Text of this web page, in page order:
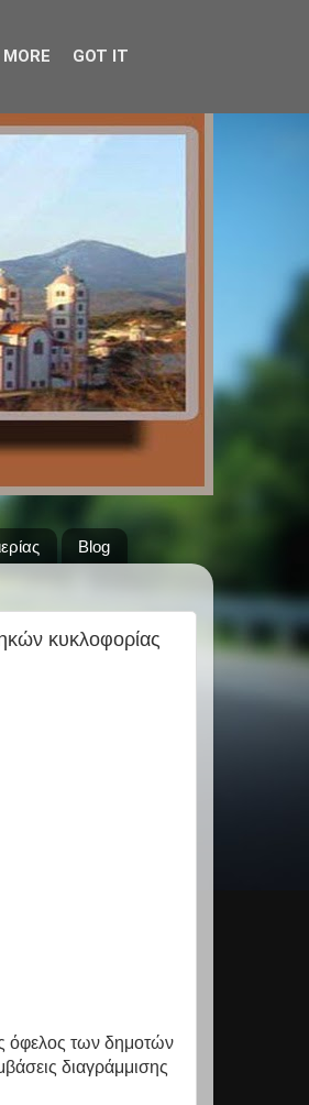
Blog
κυκλοφορίας
όφελος των δημοτών
διαγράμμισης
GOT IT